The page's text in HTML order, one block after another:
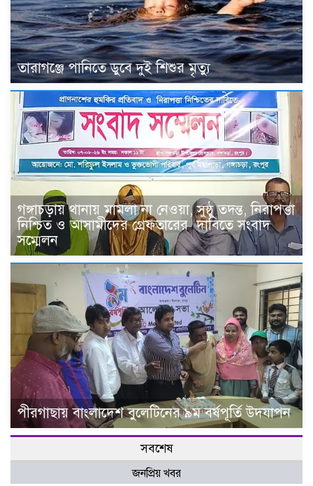
তারাগঞ্জে পানিতে ডুবে দুই শিশুর মৃত্যু
গঙ্গাচড়ায় থানায় মামলা না নেওয়া, সুষ্ঠু তদন্ত, নিরাপত্তা
নিশ্চিত ও আসামীদের গ্রেফতারের দাবিতে সংবাদ
সম্মেলন
পীরগাছায় বাংলাদেশ বুলেটিনের ৯ম বর্ষপূর্তি উদযাপন
সবশেষ
জনপ্রিয় খবর